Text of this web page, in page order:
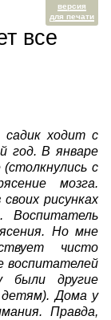
версия
для печати
все
ходит с
год. В январе
с
мозга.
рисунках
Воспитатель
Но мне
чисто
воспитателей
были другие
детям). Дома у
Правда,